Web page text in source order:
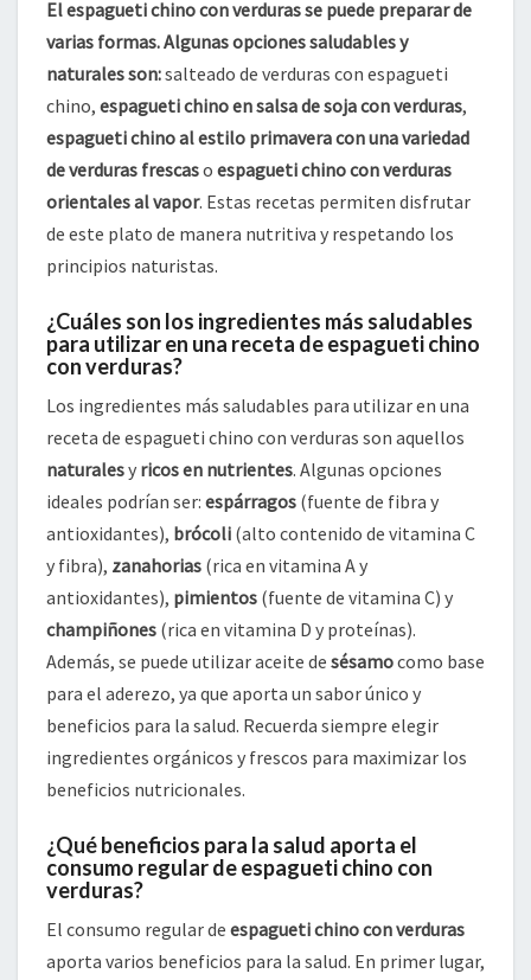
El espagueti chino con verduras se puede preparar de
varias formas. Algunas opciones saludables y
naturales son:salteado de verduras con espagueti
chino, espagueti chino en salsa de soja con verduras,
espagueti chino al estilo primavera con una variedad
de verduras frescaso espagueti chino con verduras
orientales al vapor. Estas recetas permiten disfrutar
de este plato de manera nutritiva y respetando los
principios naturistas.
¿Cuáles son los ingredientes más saludables
para utilizar en una receta de espagueti chino
con verduras?
Los ingredientes más saludables para utilizar en una
receta de espagueti chino con verduras son aquellos
naturalesy ricos en nutrientes. Algunas opciones
ideales podrían ser: espárragos (fuente de fibra y
antioxidantes), brócoli (alto contenido de vitamina C
y fibra), zanahorias (rica en vitamina A y
antioxidantes), pimientos (fuente de vitamina C) y
champiñones (rica en vitamina D y proteínas).
Además, se puede utilizar aceite de sésamocomo base
para el aderezo, ya que aporta un sabor único y
beneficios para la salud. Recuerda siempre elegir
ingredientes orgánicos y frescos para maximizar los
beneficios nutricionales.
¿Qué beneficios para la salud aporta el
consumo regular de espagueti chino con
verduras?
El consumo regular de espagueti chino con verduras
aporta varios beneficios para la salud. En primer lugar,